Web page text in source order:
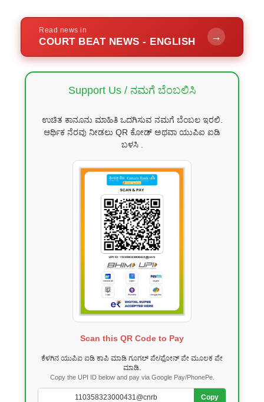
Read news in
COURT BEAT NEWS - ENGLISH →
Support Us / ನಮಗೆ ಬೆಂಬಲಿಸಿ
ಉಚಿತ ಕಾನೂನು ಮಾಹಿತಿ ಒದಗಿಸುವ ನಮಗೆ ಬೆಂಬಲ ಇರಲಿ.
ಆರ್ಥಿಕ ನೆರವು ನೀಡಲು QR ಕೋಡ್ ಅಥವಾ ಯುಪಿಐ ಐಡಿ
ಬಳಸಿ .
Scan this QR Code to Pay
ಕೆಳಗಿನ ಯುಪಿಐ ಐಡಿ ಕಾಪಿ ಮಾಡಿ ಗೂಗಲ್ ಪೇ/ಫೋನ್ ಪೇ ಮೂಲಕ ಪೇ
ಮಾಡಿ.
Copy the UPI ID below and pay via Google Pay/PhonePe.
Copy